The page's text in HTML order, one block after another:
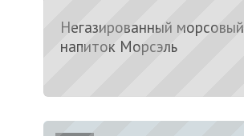
Негазированный морсовый
напиток Морсэль